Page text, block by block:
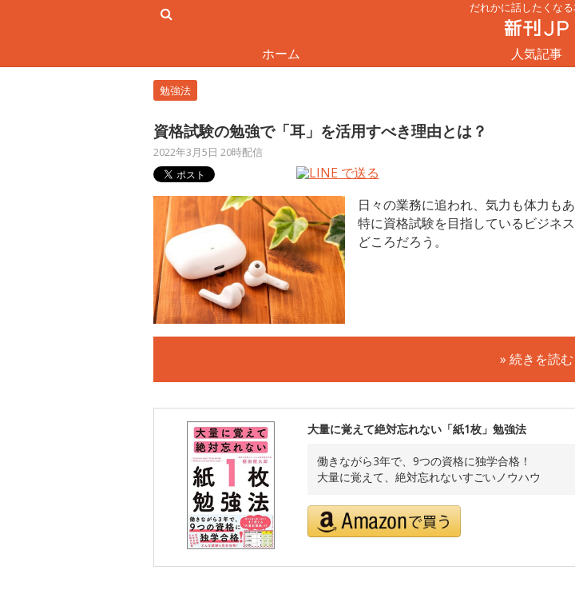
だれかに話したくな
ホーム 人気記事
勉強法
資格試験の勉強で「耳」を活用すべき理由とは？
2022年3月5日 20時配信
日々の業務に追われ、気力も体力も
特に資格試験を目指しているビジネ
どころだろう。
» 続きを読む
大量に覚えて絶対忘れない「紙1枚」勉強法
働きながら3年で、9つの資格に独学合格！
大量に覚えて、絶対忘れないすごいノウハウ